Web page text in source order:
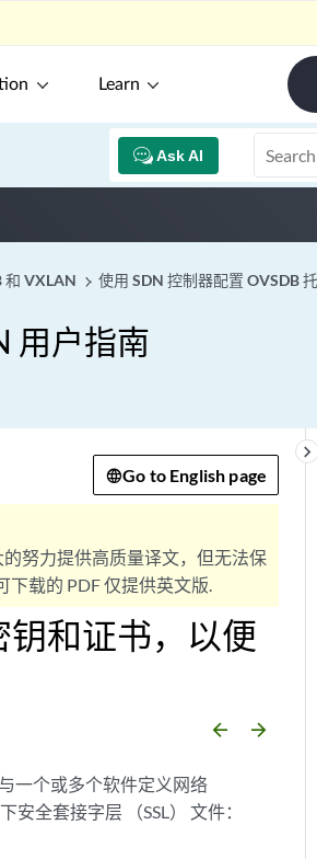
Learn
Ask AI
和 VXLAN 使用 SDN 控制器配置 OVSDB
用户指南
keyboard_arrow_right
Go to English page
努力提供高质量译文，但无法保
载的 PDF 仅提供英文版.
钥和证书，以便
arrow_backward arrow_forward
一个或多个软件定义网络
安全套接字层 （SSL） 文件：